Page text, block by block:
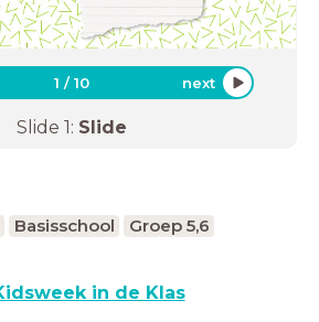
1 /10 next
Slide 1: Slide
Basisschool Groep 5,6
in de Klas